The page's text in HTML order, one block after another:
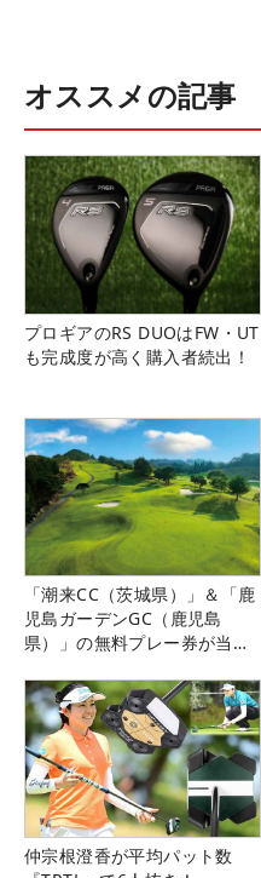
オススメの記事
プロギアのRS DUOはFW・UT
も完成度が高く購入者続出！
「潮来CC（茨城県）」＆「鹿
児島ガーデンGC（鹿児島
県）」の無料プレー券が当た
仲宗根澄香が平均パット数